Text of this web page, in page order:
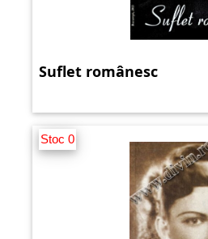
Suflet românesc
Stoc 0